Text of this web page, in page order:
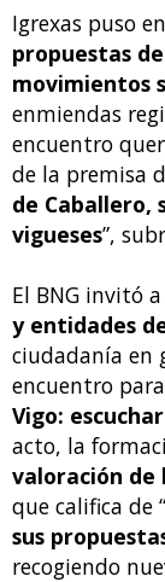
Igrexas puso
propuestas
movimientos
enmiendas
encuentro
de la premisa
de Caballero,
vigueses”,
El BNG invitó a
y entidades
ciudadanía en
encuentro para
Vigo:
acto, la
valoración de
que califica de
sus
recogiendo